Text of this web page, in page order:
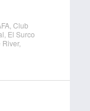
, Club
El Surco
River,